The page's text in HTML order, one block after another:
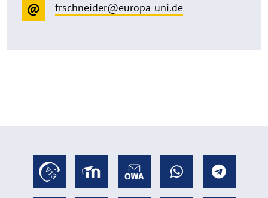
frschneider@europa-uni.de